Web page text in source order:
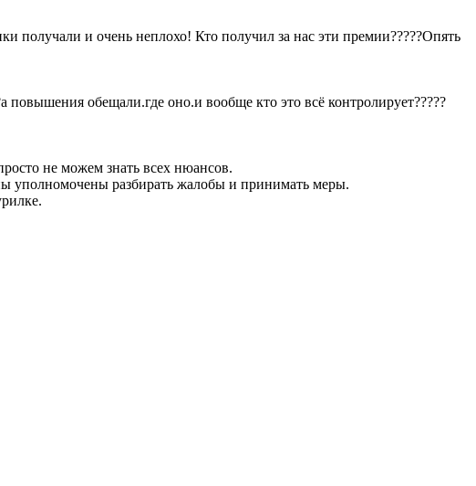
получали и очень неплохо! Кто получил за нас эти премии?????Опять
обещали.где оно.и вообще кто это всё контролирует?????
не можем знать всех нюансов.
уполномочены разбирать жалобы и принимать меры.